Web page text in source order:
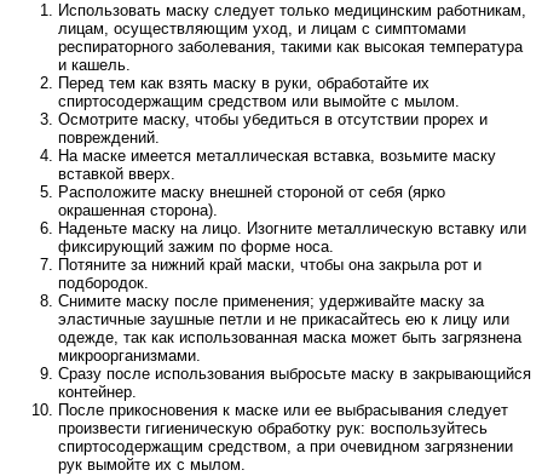
Использовать маску следует только медицинским работникам,
лицам, осуществляющим уход, и лицам с симптомами
респираторного заболевания, такими как высокая температура
и кашель.
Перед тем как взять маску в руки, обработайте их
спиртосодержащим средством или вымойте с мылом.
Осмотрите маску, чтобы убедиться в отсутствии прорех и
повреждений.
На маске имеется металлическая вставка, возьмите маску
вставкой вверх.
Расположите маску внешней стороной от себя (ярко
окрашенная сторона).
Наденьте маску на лицо. Изогните металлическую вставку или
фиксирующий зажим по форме носа.
Потяните за нижний край маски, чтобы она закрыла рот и
подбородок.
Снимите маску после применения; удерживайте маску за
эластичные заушные петли и не прикасайтесь ею к лицу или
одежде, так как использованная маска может быть загрязнена
микроорганизмами.
Сразу после использования выбросьте маску в закрывающийся
контейнер.
После прикосновения к маске или ее выбрасывания следует
произвести гигиеническую обработку рук: воспользуйтесь
спиртосодержащим средством, а при очевидном загрязнении
рук вымойте их с мылом.